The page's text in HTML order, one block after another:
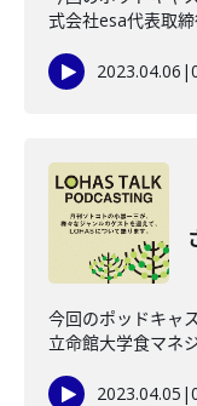
式会社esa代表取締
2023.04.06 |
今回のポッドキャ
立命館大学食マネ
2023.04.05 |